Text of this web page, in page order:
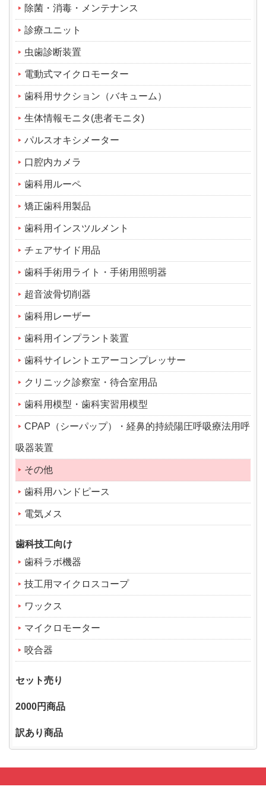
除菌・消毒・メンテナンス
診療ユニット
虫歯診断装置
電動式マイクロモーター
歯科用サクション（バキューム）
生体情報モニタ(患者モニタ)
パルスオキシメーター
口腔内カメラ
歯科用ルーペ
矯正歯科用製品
歯科用インスツルメント
チェアサイド用品
歯科手術用ライト・手術用照明器
超音波骨切削器
歯科用レーザー
歯科用インプラント装置
歯科サイレントエアーコンプレッサー
クリニック診察室・待合室用品
歯科用模型・歯科実習用模型
CPAP（シーパップ）・経鼻的持続陽圧呼吸療法用呼
吸器装置
その他
歯科用ハンドピース
電気メス
歯科技工向け
歯科ラボ機器
技工用マイクロスコープ
ワックス
マイクロモーター
咬合器
セット売り
2000円商品
訳あり商品